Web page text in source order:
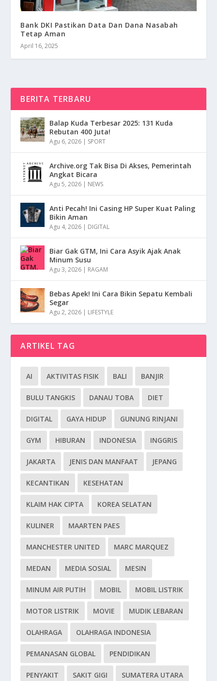
Bank DKI Pastikan Data Dan Dana Nasabah
Tetap Aman
April 16, 2025
BERITA TERBARU
Balap Kuda Terbesar 2025: 131 Kuda
Rebutan 400 Juta!
Agu 6, 2026 | SPORT
Archive.org Tak Bisa Di Akses, Pemerintah
Angkat Bicara
Agu 5, 2026 | NEWS
Anti Pecah! Ini Casing HP Super Kuat Paling
Bikin Aman
Agu 4, 2026 | DIGITAL
Biar Gak GTM, Ini Cara Asyik Ajak Anak
Minum Susu
Agu 3, 2026 | RAGAM
Bebas Apek! Ini Cara Bikin Sepatu Kembali
Segar
Agu 2, 2026 | LIFESTYLE
ARTIKEL TAG
AI AKTIVITAS FISIK BALI BANJIR
BULU TANGKIS DANAU TOBA DIET
DIGITAL GAYA HIDUP GUNUNG RINJANI
GYM HIBURAN INDONESIA INGGRIS
JAKARTA JENIS DAN MANFAAT JEPANG
KECANTIKAN KESEHATAN
KLAIM HAK CIPTA KOREA SELATAN
KULINER MAARTEN PAES
MANCHESTER UNITED MARC MARQUEZ
MEDAN MEDIA SOSIAL MESIN
MINUM AIR PUTIH MOBIL MOBIL LISTRIK
MOTOR LISTRIK MOVIE MUDIK LEBARAN
OLAHRAGA OLAHRAGA INDONESIA
PEMANASAN GLOBAL PENDIDIKAN
PENYAKIT SAKIT GIGI SUMATERA UTARA